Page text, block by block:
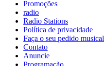
Promoções
radio
Radio Stations
Política de privacidade
Faça o seu pedido musical
Contato
Anuncie
Programação